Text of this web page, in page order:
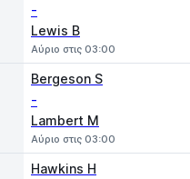
-
Lewis B
Αύριο στις 03:00
Bergeson S
-
Lambert M
Αύριο στις 03:00
Hawkins H